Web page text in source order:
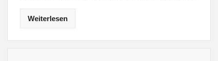
Weiterlesen